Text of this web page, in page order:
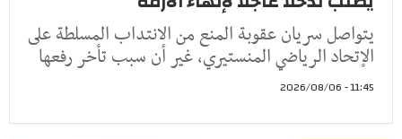
يتواصل سريان عقوبة المنع من الانتداب المسلطة على
الإتحاد الرياضي المنستيري، غير أن سبب تأخر رفعها
11:45 - 2026/08/06